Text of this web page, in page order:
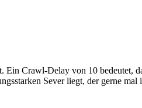
Crawl-Delay von 10 bedeutet,
Sever liegt, der gerne mal